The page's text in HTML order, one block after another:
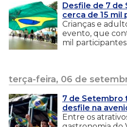
Desfile de 7 de
cerca de 15 mil
Crianças e
evento, que
mil
terça-feira, 06 de
7 de Setembro
desfile na
Entre os